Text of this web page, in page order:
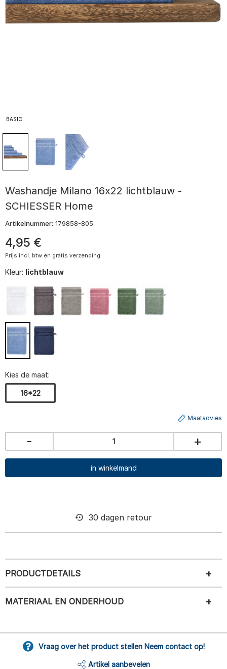
BASIC
Washandje Milano 16x22 lichtblauw -
SCHIESSER Home
Artikelnummer: 179858-805
4,95 €
Prijs incl. btw en gratis verzending.
Kleur: lichtblauw
Kies de maat:
16*22
Maatadvies
- +
in winkelmand
30 dagen retour
PRODUCTDETAILS
MATERIAAL EN ONDERHOUD
Vraag over het product stellen Neem contact op!
Artikel aanbevelen